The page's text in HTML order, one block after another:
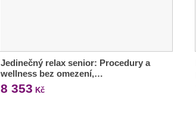
Jedinečný relax senior: Procedury a
wellness bez omezení,…
8 353 Kč